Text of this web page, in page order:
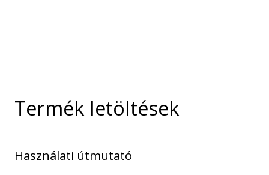
Termék letöltések
Használati útmutató